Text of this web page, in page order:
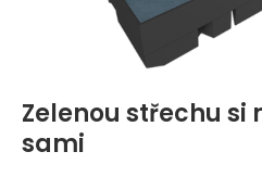
Zelenou střechu si
sami